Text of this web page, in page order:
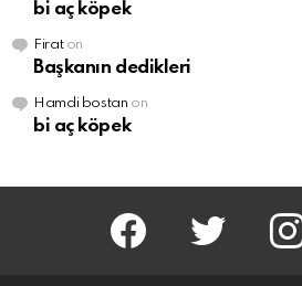
bi aç köpek
Firaton
Başkanın dedikleri
Hamdi bostan on
bi aç köpek
facebook twitter